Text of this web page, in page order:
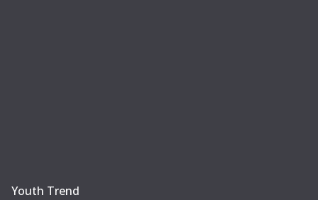
Youth Trend